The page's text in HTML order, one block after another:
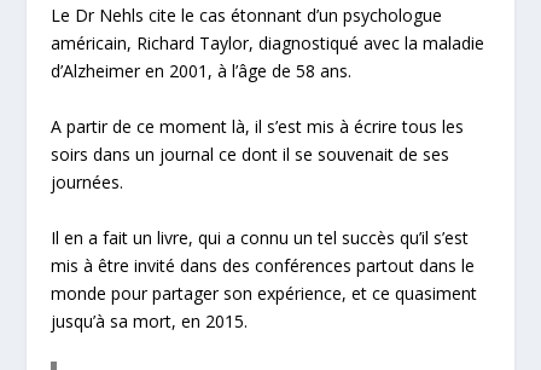
Le Dr Nehls cite le cas étonnant d’un psychologue
américain, Richard Taylor, diagnostiqué avec la maladie
d’Alzheimer en 2001, à l’âge de 58 ans.
A partir de ce moment là, il s’est mis à écrire tous les
soirs dans un journal ce dont il se souvenait de ses
journées.
Il en a fait un livre, qui a connu un tel succès qu’il s’est
mis à être invité dans des conférences partout dans le
monde pour partager son expérience, et ce quasiment
jusqu’à sa mort, en 2015.